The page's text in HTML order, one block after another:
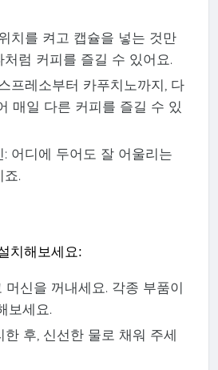
치를 켜고 캡슐을 넣는 것만
처럼 커피를 즐길 수 있어요.
프레소부터 카푸치노까지, 다
매일 다른 커피를 즐길 수 있
어디에 두어도 잘 어울리는
죠.
치해보세요:
머신을 꺼내세요. 각종 부품이
보세요.
한 후, 신선한 물로 채워 주세